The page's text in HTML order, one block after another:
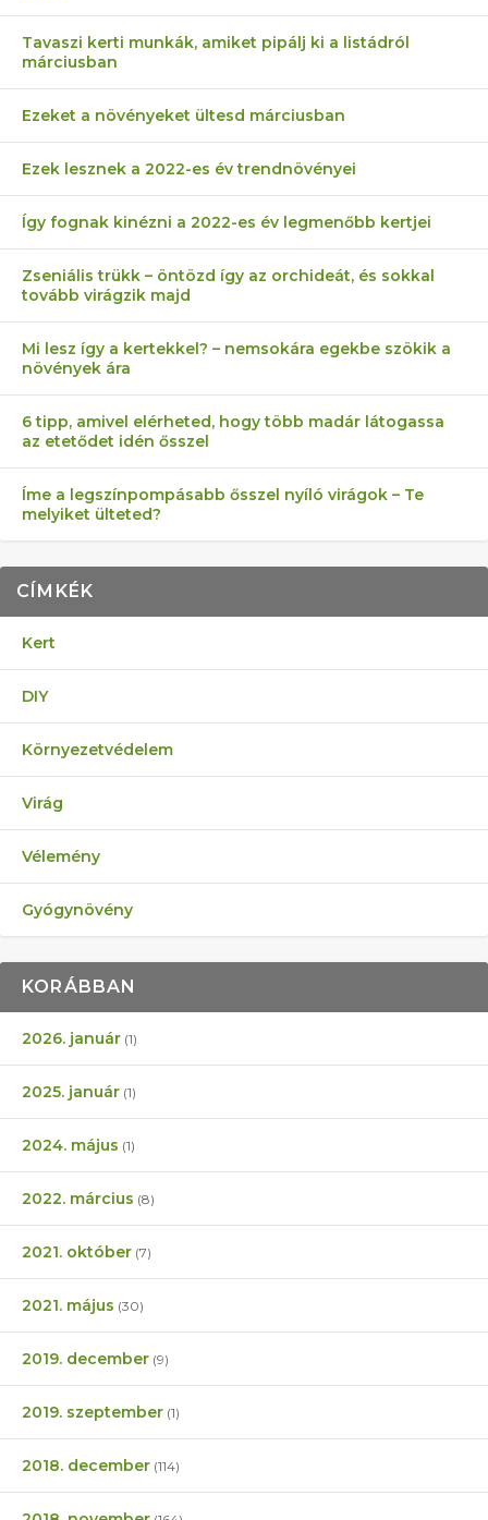
Tavaszi kerti munkák, amiket pipálj ki a listádról
márciusban
Ezeket a növényeket ültesd márciusban
Ezek lesznek a 2022-es év trendnövényei
Így fognak kinézni a 2022-es év legmenőbb kertjei
Zseniális trükk – öntözd így az orchideát, és sokkal
tovább virágzik majd
Mi lesz így a kertekkel? – nemsokára egekbe szökik a
növények ára
6 tipp, amivel elérheted, hogy több madár látogassa
az etetődet idén ősszel
Íme a legszínpompásabb ősszel nyíló virágok – Te
melyiket ülteted?
CÍMKÉK
Kert
DIY
Környezetvédelem
Virág
Vélemény
Gyógynövény
KORÁBBAN
2026. január (1)
2025. január (1)
2024. május (1)
2022. március (8)
2021. október (7)
2021. május (30)
2019. december (9)
2019. szeptember (1)
2018. december (114)